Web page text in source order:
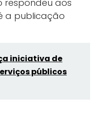
respondeu aos
a publicação
iniciativa de
públicos